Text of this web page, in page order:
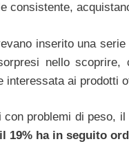
consistente,
inserito una
nello scoprire,
interessata ai prodotti
con problemi di peso,
19% ha in seguito